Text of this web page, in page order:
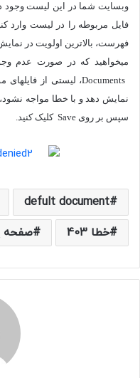
وبسایت شما در این لیست وجود
فایل مربوطه را در لیست وارد
فهرست، بالاترین اولویت در
میخواهید که در صورت عدم
Documents، لیستی از فایلهای
نمایش دهد و با خطا مواجه
سپس بر روی Save کلیک کنید.
defult document
خطا 403